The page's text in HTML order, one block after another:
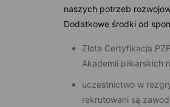
naszych potrzeb
Dodatkowe środki od
Złota Certyfikacja
Akademii piłkarskich
uczestnictwo w
rekrutowani są